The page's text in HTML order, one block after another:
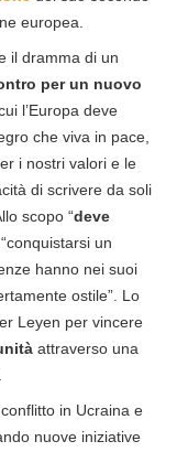
europea.
il dramma di un
per un nuovo
l’Europa deve
che viva in pace,
i nostri valori e le
di scrivere da soli
scopo “deve
un
hanno nei suoi
ostile”. Lo
Leyen per vincere
attraverso una
in Ucraina e
nuove iniziative